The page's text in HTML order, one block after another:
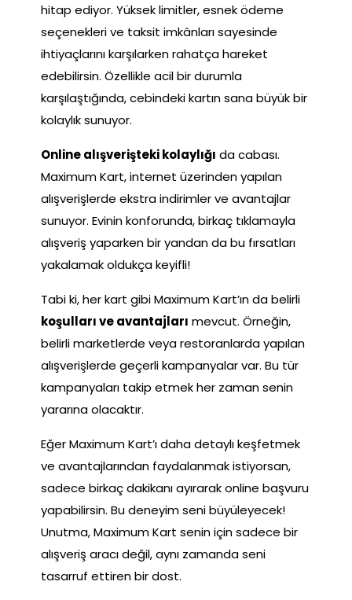
hitap ediyor. Yüksek limitler, esnek ödeme
seçenekleri ve taksit imkânları sayesinde
ihtiyaçlarını karşılarken rahatça hareket
edebilirsin. Özellikle acil bir durumla
karşılaştığında, cebindeki kartın sana büyük bir
kolaylık sunuyor.
Online alışverişteki kolaylığı da cabası.
Maximum Kart, internet üzerinden yapılan
alışverişlerde ekstra indirimler ve avantajlar
sunuyor. Evinin konforunda, birkaç tıklamayla
alışveriş yaparken bir yandan da bu fırsatları
yakalamak oldukça keyifli!
Tabi ki, her kart gibi Maximum Kart’ın da belirli
koşulları ve avantajları mevcut. Örneğin,
belirli marketlerde veya restoranlarda yapılan
alışverişlerde geçerli kampanyalar var. Bu tür
kampanyaları takip etmek her zaman senin
yararına olacaktır.
Eğer Maximum Kart’ı daha detaylı keşfetmek
ve avantajlarından faydalanmak istiyorsan,
sadece birkaç dakikanı ayırarak online başvuru
yapabilirsin. Bu deneyim seni büyüleyecek!
Unutma, Maximum Kart senin için sadece bir
alışveriş aracı değil, aynı zamanda seni
tasarruf ettiren bir dost.